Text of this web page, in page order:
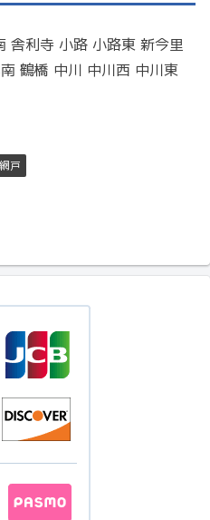
舎利寺 小路 小路東 新今里
鶴橋 中川 中川西 中川東
戸